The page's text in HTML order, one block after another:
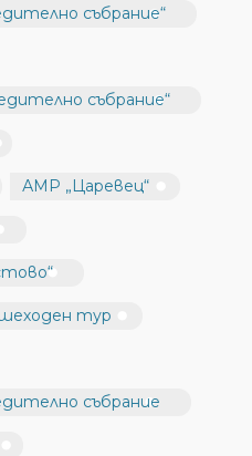
събрание“
събрание“
АМР „Царевец“
тур
събрание